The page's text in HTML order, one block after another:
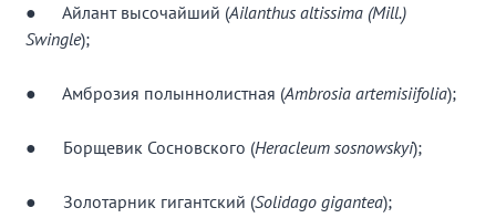
● Айлант высочайший (Ailanthus altissima (Mill.)
Swingle);
● Амброзия полыннолистная (Ambrosia artemisiifolia);
● Борщевик Сосновского (Heracleum sosnowskyi);
● Золотарник гигантский (Solidago gigantea);